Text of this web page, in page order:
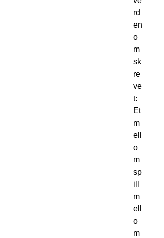
rd
en
o
m
sk
re
ve
t:
Et
m
ell
o
m
sp
ill
m
ell
o
m